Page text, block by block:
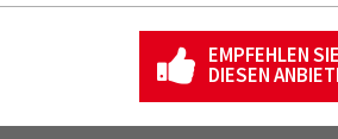
EMPFEHLEN
DIESEN